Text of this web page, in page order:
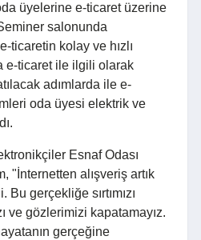
üyelerine e-ticaret üzerine
salonunda
ticaretin kolay ve hızlı
e-ticaret ile ilgili olarak
adımlarda ile e-
oda üyesi elektrik ve
Esnaf Odası
"İnternetten alışveriş artık
Bu gerçekliğe sırtımızı
ve gözlerimizi kapatamayız.
gerçeğine